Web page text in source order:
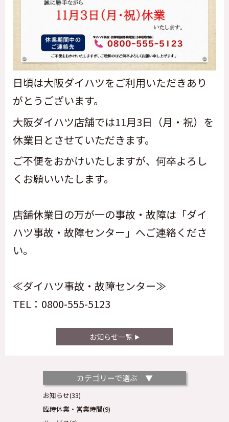
日頃は大阪ダイハツをご利用いただきあり
がとうございます。
大阪ダイハツ店舗では11月3日（月・祝）を
休業日とさせていただきます。
ご不便をおかけいたしますが、何卒よろし
くお願いいたします。
店舗休業日の万が一の事故・故障は 「ダイ
ハツ事故・故障センター」へご連絡くださ
い。
≪ダイハツ事故・故障センター≫
TEL：0800-555-5123
お知らせ一覧
カテゴリーで選ぶ ▼
お知らせ(33)
臨時休業・営業時間(9)